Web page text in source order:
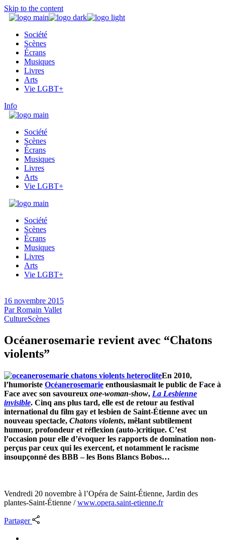
Skip to the content
Société
Scènes
Écrans
Musiques
Livres
Arts
Vie LGBT+
Info
Société
Scènes
Écrans
Musiques
Livres
Arts
Vie LGBT+
Société
Scènes
Écrans
Musiques
Livres
Arts
Vie LGBT+
16 novembre 2015
ParRomain Vallet
CultureScènes
Océanerosemarie revient avec “Chatons
violents”
En 2010,
l’humoriste Océanerosemarie enthousiasmait le public de Face à
Face avec son savoureux one-woman-show, La Lesbienne
invisible. Cinq ans plus tard, elle est de retour au festival
international du film gay et lesbien de Saint-Étienne avec un
nouveau spectacle, Chatons violents, mêlant subtilement
humour, profondeur et réflexion (auto-)critique. C’est
l’occasion pour elle d’évoquer les rapports de domination non-
perçus par ceux qui les exercent, et notamment le racisme
insoupçonné des BBB – les Bons Blancs Bobos…
Vendredi 20 novembre à l’Opéra de Saint-Étienne, Jardin des
plantes-Saint-Étienne /www.opera.saint-etienne.fr
Partager